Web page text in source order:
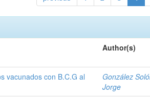
Author(s)
vacunados con B.C.G al
González
Jorge